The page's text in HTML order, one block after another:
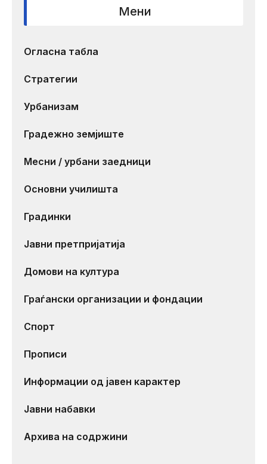
Мени
Огласна табла
Стратегии
Урбанизам
Градежно земјиште
Месни / урбани заедници
Основни училишта
Градинки
Јавни претпријатија
Домови на култура
Граѓански организации и фондации
Спорт
Прописи
Информации од јавен карактер
Јавни набавки
Архива на содржини